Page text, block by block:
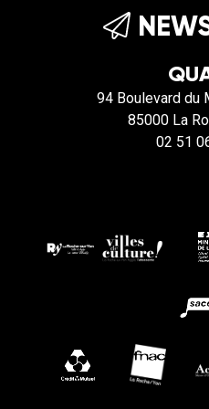
94 Boulevard du
85000 La
02 51